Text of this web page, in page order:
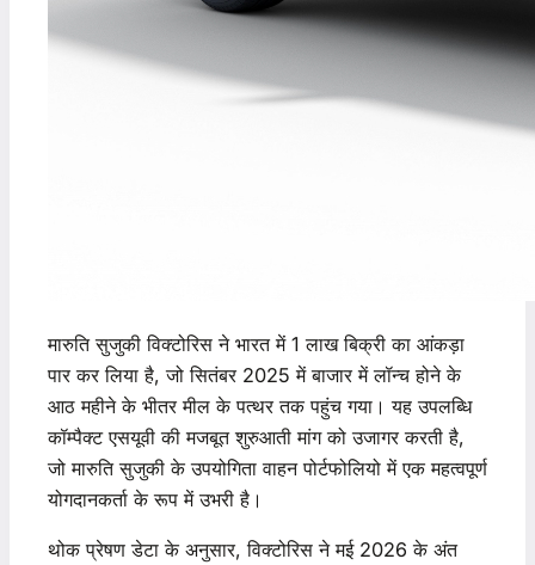
मारुति सुजुकी विक्टोरिस ने भारत में 1 लाख बिक्री का आंकड़ा
पार कर लिया है, जो सितंबर 2025 में बाजार में लॉन्च होने के
आठ महीने के भीतर मील के पत्थर तक पहुंच गया। यह उपलब्धि
कॉम्पैक्ट एसयूवी की मजबूत शुरुआती मांग को उजागर करती है,
जो मारुति सुजुकी के उपयोगिता वाहन पोर्टफोलियो में एक महत्वपूर्ण
योगदानकर्ता के रूप में उभरी है।
थोक प्रेषण डेटा के अनुसार, विक्टोरिस ने मई 2026 के अंत